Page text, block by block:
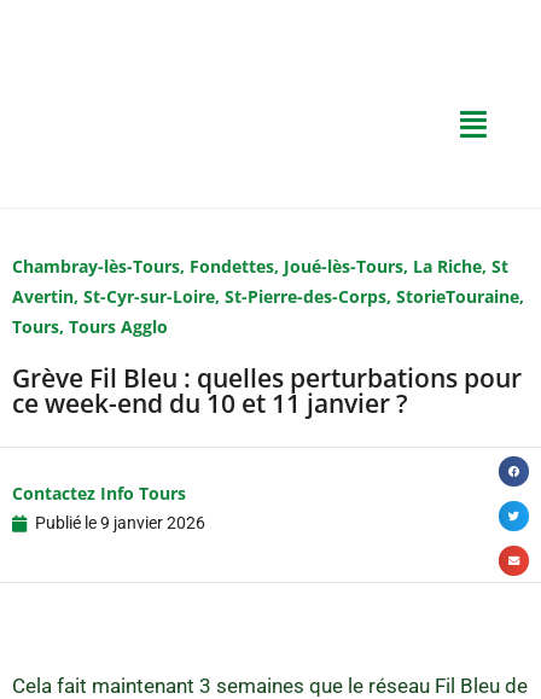
Chambray-lès-Tours, Fondettes, Joué-lès-Tours, La Riche, St
Avertin, St-Cyr-sur-Loire, St-Pierre-des-Corps, StorieTouraine,
Tours, Tours Agglo
Grève Fil Bleu : quelles perturbations pour
ce week-end du 10 et 11 janvier ?
Contactez Info Tours
Publié le9 janvier 2026
Cela fait maintenant 3 semaines que le réseau Fil Bleu de